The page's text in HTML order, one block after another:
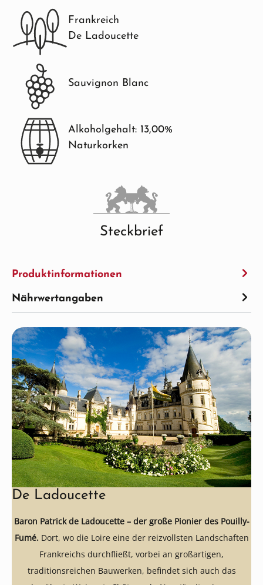
Frankreich
De Ladoucette
Sauvignon Blanc
Alkoholgehalt: 13,00%
Naturkorken
Steckbrief
Produktinformationen
Nährwertangaben
De Ladoucette
Baron Patrick de Ladoucette – der große Pionier des Pouilly-
Fumé. Dort, wo die Loire eine der reizvollsten Landschaften
Frankreichs durchfließt, vorbei an großartigen,
traditionsreichen Bauwerken, befindet sich auch das